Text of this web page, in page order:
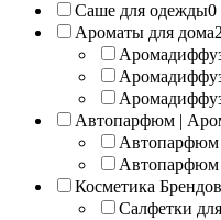
Саше для одежды0
Ароматы для дома
Автопарфюм |
Автопарфюм
Автопарфюм
Косметика
Салфетки